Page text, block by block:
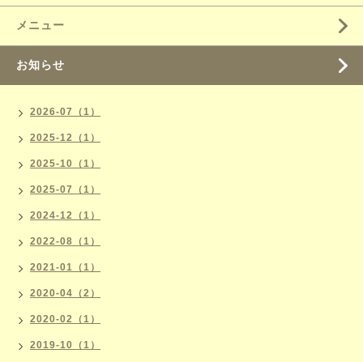
メニュー
お知らせ
2026-07（1）
2025-12（1）
2025-10（1）
2025-07（1）
2024-12（1）
2022-08（1）
2021-01（1）
2020-04（2）
2020-02（1）
2019-10（1）